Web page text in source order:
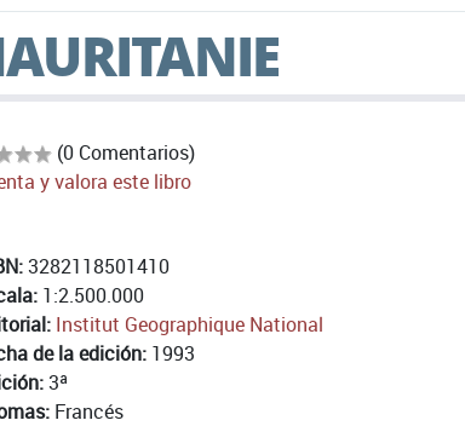
(0 Comentarios)
y valora este libro
3282118501410
1:2.500.000
Institut Geographique National
de la edición: 1993
3ª
Francés